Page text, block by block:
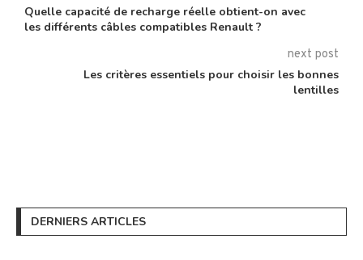
Quelle capacité de recharge réelle obtient-on avec
les différents câbles compatibles Renault ?
next post
Les critères essentiels pour choisir les bonnes
lentilles
DERNIERS ARTICLES